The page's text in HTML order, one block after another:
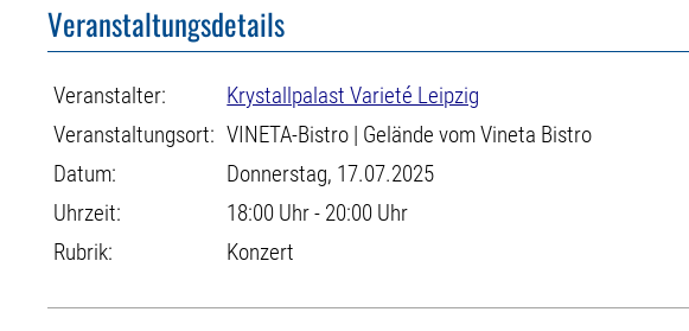
Veranstaltungsdetails
Veranstalter:
Krystallpalast Varieté Leipzig
Veranstaltungsort: VINETA-Bistro | Gelände vom Vineta Bistro
Datum:
Donnerstag, 17.07.2025
Uhrzeit:
18:00 Uhr - 20:00 Uhr
Rubrik:
Konzert